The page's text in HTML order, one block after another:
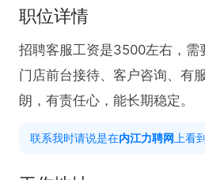
职位详情
招聘客服工资是3500左右，需
门店前台接待、客户咨询、有
朗，有责任心，能长期稳定。
联系我时请说是在内江力聘网 上看